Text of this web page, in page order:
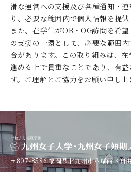
滑な運営への支援及び各種通知・
り、必要な範囲内で個人情報を提供
また、在学生がOB・OG訪問を希
の支援の一環として、必要な範囲
合があります。この取り組みは、
進める上で貴重なことであり、有
す。ご理解とご協力をお願い申し上
〒807-8586福岡県北九州市八幡西区自